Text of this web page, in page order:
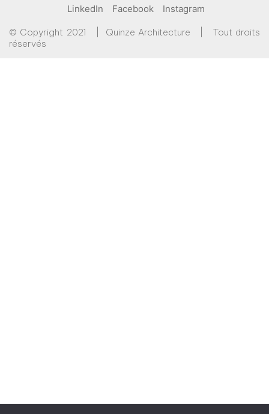
LinkedIn Facebook Instagram
© Copyright 2021 | Quinze Architecture | Tout droits
réservés